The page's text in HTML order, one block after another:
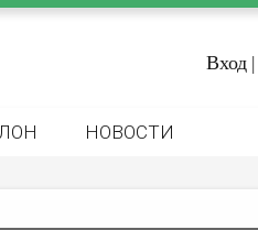
Вход |
НОВОСТИ